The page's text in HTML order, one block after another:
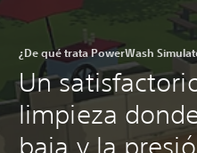
¿De qué trata PowerWash
Un
limpieza
baja y la